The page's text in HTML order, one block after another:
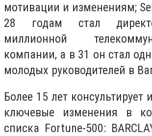
мотивации и изменениям;
28 годам стал
миллионной
компании, а в 31 он стал
молодых руководителей в
Более 15 лет консультирует
ключевые изменения в
списка Fortune-500: